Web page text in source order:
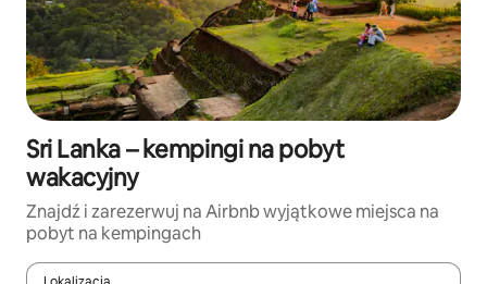
Sri Lanka – kempingi na pobyt
wakacyjny
Znajdź i zarezerwuj na Airbnb wyjątkowe miejsca na
pobyt na kempingach